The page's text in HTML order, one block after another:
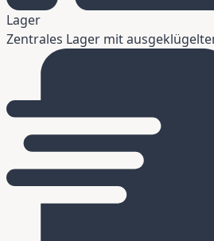
Lager
Zentrales Lager mit